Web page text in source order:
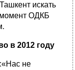
искать
момент ОДКБ
в 2012 году
не